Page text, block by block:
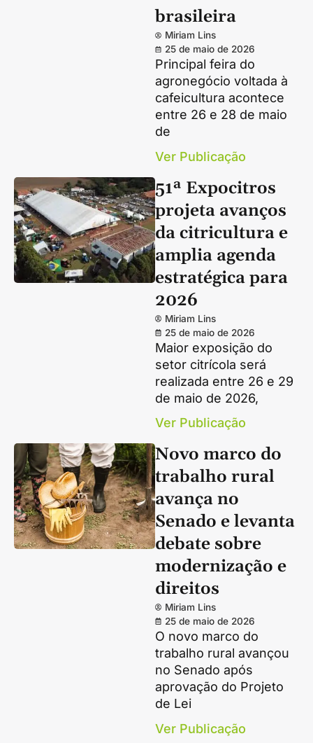
brasileira
Miriam Lins
25 de maio de 2026
Principal feira do
agronegócio voltada à
cafeicultura acontece
entre 26 e 28 de maio
de
Ver Publicação
51ª Expocitros
projeta avanços
da citricultura e
amplia agenda
estratégica para
2026
Miriam Lins
25 de maio de 2026
Maior exposição do
setor citrícola será
realizada entre 26 e 29
de maio de 2026,
Ver Publicação
Novo marco do
trabalho rural
avança no
Senado e levanta
debate sobre
modernização e
direitos
Miriam Lins
25 de maio de 2026
O novo marco do
trabalho rural avançou
no Senado após
aprovação do Projeto
de Lei
Ver Publicação